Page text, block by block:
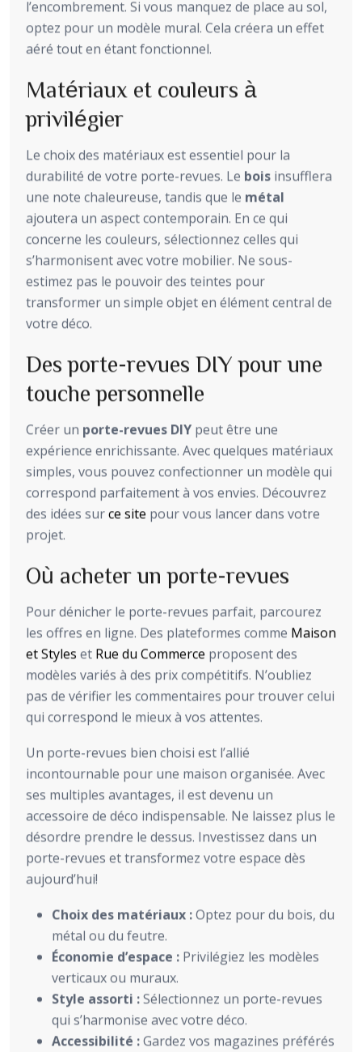
l’encombrement. Si vous manquez de place au sol,
optez pour un modèle mural. Cela créera un effet
aéré tout en étant fonctionnel.
Matériaux et couleurs à
privilégier
Le choix des matériaux est essentiel pour la
durabilité de votre porte-revues. Le bois insufflera
une note chaleureuse, tandis que le métal
ajoutera un aspect contemporain. En ce qui
concerne les couleurs, sélectionnez celles qui
s’harmonisent avec votre mobilier. Ne sous-
estimez pas le pouvoir des teintes pour
transformer un simple objet en élément central de
votre déco.
Des porte-revues DIY pour une
touche personnelle
Créer un porte-revues DIY peut être une
expérience enrichissante. Avec quelques matériaux
simples, vous pouvez confectionner un modèle qui
correspond parfaitement à vos envies. Découvrez
des idées surce site pour vous lancer dans votre
projet.
Où acheter un porte-revues
Pour dénicher le porte-revues parfait, parcourez
les offres en ligne. Des plateformes comme Maison
et Styles et Rue du Commerce proposent des
modèles variés à des prix compétitifs. N’oubliez
pas de vérifier les commentaires pour trouver celui
qui correspond le mieux à vos attentes.
Un porte-revues bien choisi est l’allié
incontournable pour une maison organisée. Avec
ses multiples avantages, il est devenu un
accessoire de déco indispensable. Ne laissez plus le
désordre prendre le dessus. Investissez dans un
porte-revues et transformez votre espace dès
aujourd’hui!
Choix des matériaux :Optez pour du bois, du
métal ou du feutre.
Économie d’espace : Privilégiez les modèles
verticaux ou muraux.
Style assorti :Sélectionnez un porte-revues
qui s’harmonise avec votre déco.
Accessibilité :Gardez vos magazines préférés